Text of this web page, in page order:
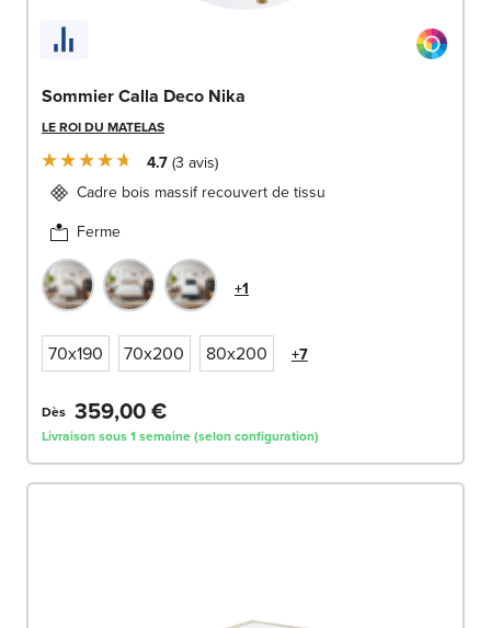
Sommier Calla Deco Nika
LE ROI DU MATELAS
4.7 3 avis
Cadre bois massif recouvert de tissu
Ferme
+1
70x190 70x200 80x200 +7
Dès 359,00 €
Livraison sous 1 semaine (selon configuration)